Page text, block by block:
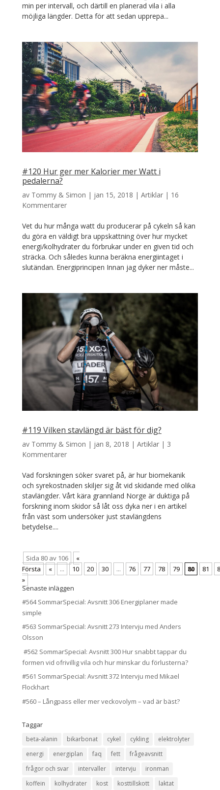
min per intervall, och därtill en planerad vila i alla
möjliga längder. Detta för att sedan upprepa...
#120 Hur ger mer Kalorier mer Watt i
pedalerna?
av Tommy & Simon | jan 15, 2018 | Artiklar| 16
Kommentarer
Vet du hur många watt du producerar på cykeln så kan
du göra en väldigt bra uppskattning över hur mycket
energi/kolhydrater du förbrukar under en given tid och
sträcka. Och således kunna beräkna energiintaget i
slutändan. Energiprincipen Innan jag dyker ner måste...
#119 Vilken stavlängd är bäst för dig?
av Tommy & Simon | jan 8, 2018 | Artiklar| 3
Kommentarer
Vad forskningen söker svaret på, är hur biomekanik
och syrekostnaden skiljer sig åt vid skidande med olika
stavlängder. Vårt kära grannland Norge är duktiga på
forskning inom skidor så låt oss dyka ner i en artikel
från väst som undersöker just stavlängdens
betydelse....
Sida 80 av 106
«
Första
« ... 10 20 30 ... 76 77 78 79 80 81
»
Senaste inläggen
#564 SommarSpecial: Avsnitt 306 Energiplaner made
simple
#563 SommarSpecial: Avsnitt 273 Intervju med Anders
Olsson
#562 SommarSpecial: Avsnitt 300 Hur snabbt tappar du
formen vid ofrivillig vila och hur minskar du förlusterna?
#561 SommarSpecial: Avsnitt 372 Intervju med Mikael
Flockhart
#560 – Långpass eller mer veckovolym – vad är bäst?
Taggar
beta-alanin bikarbonat cykel cykling
elektrolyter
energi
energiplan faq fett
frågeavsnitt
frågor och svar
intervaller intervju
ironman
koffein
kolhydrater kost kosttillskott laktat